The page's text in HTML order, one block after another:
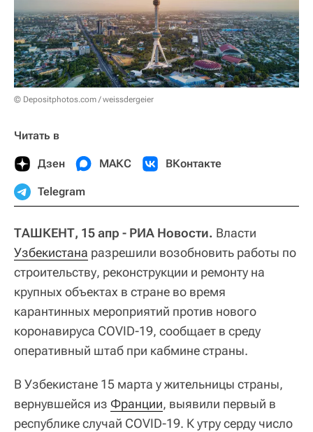
© Depositphotos.com / weissdergeier
Читать в
Дзен МАКС ВКонтакте
Telegram
ТАШКЕНТ, 15 апр - РИА Новости. Власти
Узбекистана разрешили возобновить работы по
строительству, реконструкции и ремонту на
крупных объектах в стране во время
карантинных мероприятий против нового
коронавируса COVID-19, сообщает в среду
оперативный штаб при кабмине страны.
В Узбекистане 15 марта у жительницы страны,
вернувшейся из Франции, выявили первый в
республике случай COVID-19. К утру серду число